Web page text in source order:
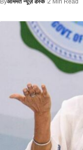
Byआममत न्यूज़ डेस्क 2 Min Read